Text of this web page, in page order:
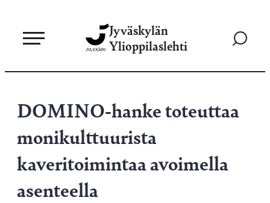
sisältöön
Jyväskylän
Ylioppilaslehti
Siirry
DOMINO-hanke toteuttaa
monikulttuurista
kaveritoimintaa avoimella
asenteella